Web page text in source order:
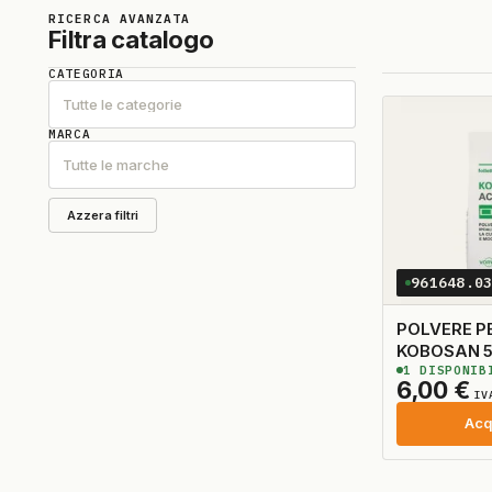
RICERCA AVANZATA
Filtra catalogo
CATEGORIA
Tutte le categorie
MARCA
Tutte le marche
Azzera filtri
POLVERE
KOBOSAN
ORIGINALE
6,00 €
1